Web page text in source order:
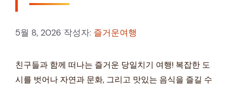
5월 8, 2026 작성자: 즐거운여행
친구들과 함께 떠나는 즐거운 당일치기 여행! 복잡한 도
시를 벗어나 자연과 문화, 그리고 맛있는 음식을 즐길 수